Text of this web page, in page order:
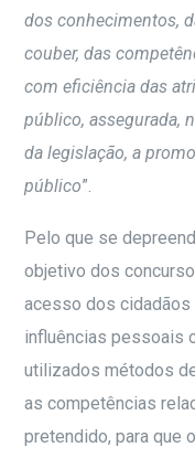
dos conhecimentos,
couber, das
com eficiência das
público, assegurada,
da legislação, a
público”.
Pelo que se
objetivo dos
acesso dos cidadãos
influências pessoais
utilizados métodos
as competências
pretendido, para que